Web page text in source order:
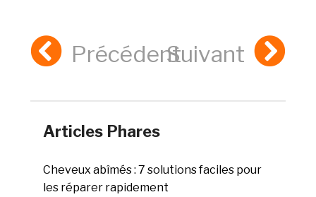
PrécédentSuivant
Articles Phares
Cheveux abîmés : 7 solutions faciles pour
les réparer rapidement